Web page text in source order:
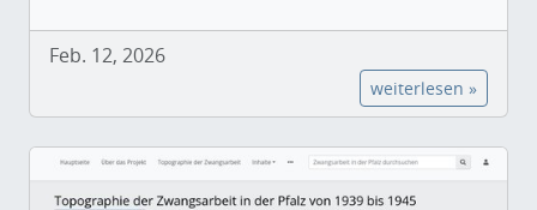
Feb. 12, 2026
weiterlesen »